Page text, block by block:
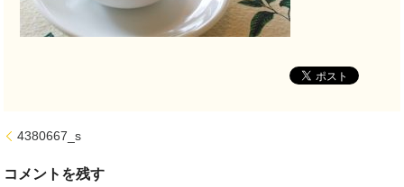
4380667_s
コメントを残す